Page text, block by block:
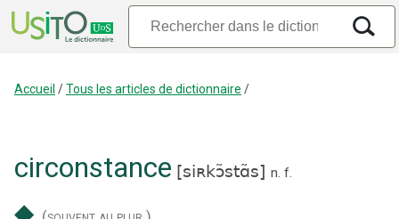
Accueil /Tous les articles de dictionnaire /
circonstance [siʀkɔ̃stɑ̃s] n. f.
◆